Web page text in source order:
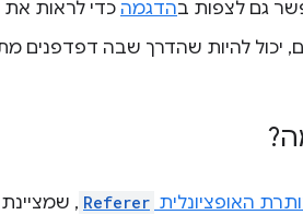
גם לצפות בהדגמה כדי לראות את
יכול להיות שהדרך שבה דפדפנים
האופציונלית Referer
,